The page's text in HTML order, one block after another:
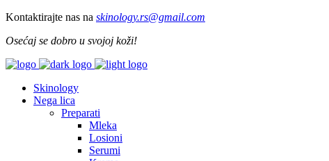
Kontaktirajte nas na skinology.rs@gmail.com
Osećaj se dobro u svojoj koži!
Skinology
Nega lica
Preparati
Mleka
Losioni
Serumi